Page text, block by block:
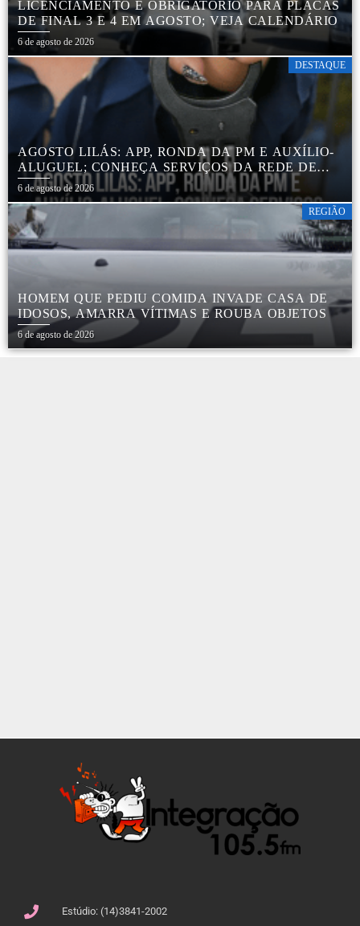
LICENCIAMENTO É OBRIGATÓRIO PARA PLACAS
DE FINAL 3 E 4 EM AGOSTO; VEJA CALENDÁRIO
6 de agosto de 2026
DESTAQUE
AGOSTO LILÁS: APP, RONDA DA PM E AUXÍLIO-
ALUGUEL; CONHEÇA SERVIÇOS DA REDE DE
PROTEÇÃO ÀS MULHERES NO ESTADO DE SP
6 de agosto de 2026
REGIÃO
HOMEM QUE PEDIU COMIDA INVADE CASA DE
IDOSOS, AMARRA VÍTIMAS E ROUBA OBJETOS
6 de agosto de 2026
Estúdio: (14)3841-2002